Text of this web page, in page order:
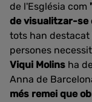
de l'Església com
de visualitzar-se
tots han destacat
persones
Viqui Molins ha
Anna de
més remei que